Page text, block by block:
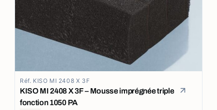
Réf. KISO MI 2408 X 3F
KISO MI 2408 X 3F – Mousse imprégnée triple
fonction 1050 PA